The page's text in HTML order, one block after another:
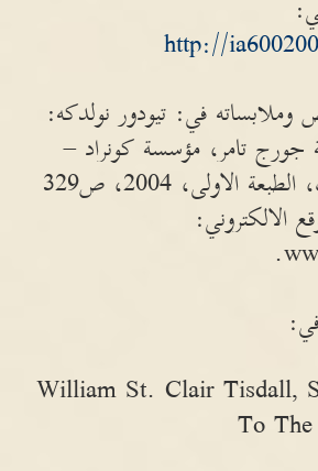
http://
وملابساته في: تيودور نولدكه:
جورج تامر، مؤسسة كونراد –
أدناور للنشر، بيروت، الطبعة الاولى، 2004، ص329
الالكتروني:
William St. Clair Tisdall,
To